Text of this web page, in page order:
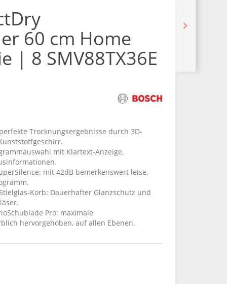
60 cm Home
| 8 SMV88TX36E
Trocknungsergebnisse durch 3D-
mit Klartext-Anzeige,
mit 42dB bemerkenswert leise,
Korb: Dauerhafter Glanzschutz und
Pro: maximale
hervorgehoben, auf allen Ebenen.